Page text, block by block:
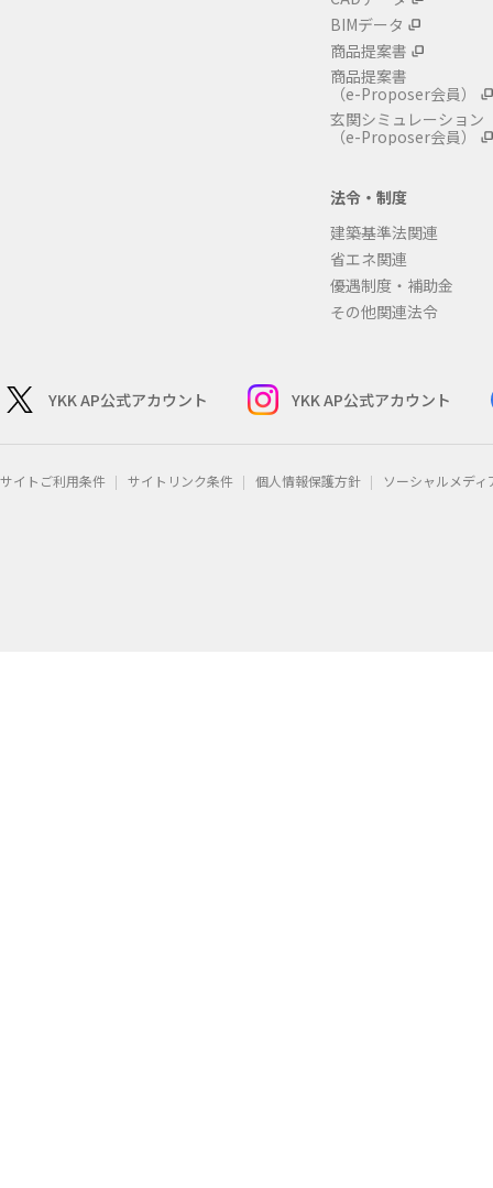
BIMデータ
商品提案書
商品提案書
（e-Proposer会員）
玄関シミュレーション
（e-Proposer会員）
法令・制度
建築基準法関連
省エネ関連
優遇制度・補助金
その他関連法令
YKK AP公式アカウント YKK AP公式アカウント
サイトご利用条件 サイトリンク条件 個人情報保護方針 ソーシャルメデ